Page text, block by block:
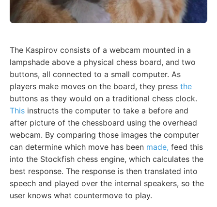
The Kaspirov consists of a webcam mounted in a
lampshade above a physical chess board, and two
buttons, all connected to a small computer. As
players make moves on the board, they press the
buttons as they would on a traditional chess clock.
This instructs the computer to take a before and
after picture of the chessboard using the overhead
webcam. By comparing those images the computer
can determine which move has been made, feed this
into the Stockfish chess engine, which calculates the
best response. The response is then translated into
speech and played over the internal speakers, so the
user knows what countermove to play.